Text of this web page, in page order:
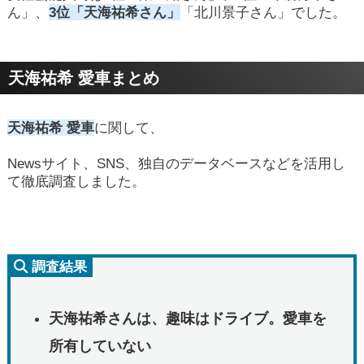
ん」、 3位「天海祐希さん」 「北川景子さん」でした。
天海祐希 愛車まとめ
天海祐希 愛車に関して、
Newsサイト、SNS、独自のデータベースなどを活用し
て徹底調査しました。
調査結果
天海祐希さんは、趣味はドライブ。愛車を
所有していない